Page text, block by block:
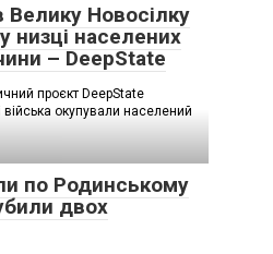
Велику Новосілку
низці населених
– DeepState
проєкт DeepState
окупували населений
по Родинському
двох